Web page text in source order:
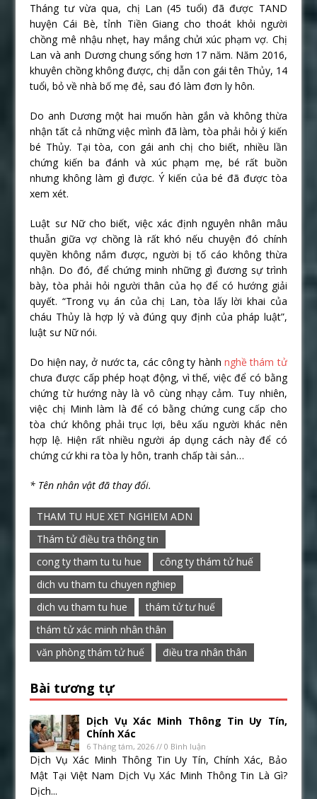
Tháng tư vừa qua, chị Lan (45 tuổi) đã được TAND
huyện Cái Bè, tỉnh Tiền Giang cho thoát khỏi người
chồng mê nhậu nhẹt, hay mắng chửi xúc phạm vợ. Chị
Lan và anh Dương chung sống hơn 17 năm. Năm 2016,
khuyên chồng không được, chị dẫn con gái tên Thủy, 14
tuổi, bỏ về nhà bố mẹ đẻ, sau đó làm đơn ly hôn.
Do anh Dương một hai muốn hàn gắn và không thừa
nhận tất cả những việc mình đã làm, tòa phải hỏi ý kiến
bé Thủy. Tại tòa, con gái anh chị cho biết, nhiều lần
chứng kiến ba đánh và xúc phạm mẹ, bé rất buồn
nhưng không làm gì được. Ý kiến của bé đã được tòa
xem xét.
Luật sư Nữ cho biết, việc xác định nguyên nhân mâu
thuẫn giữa vợ chồng là rất khó nếu chuyện đó chính
quyền không nắm được, người bị tố cáo không thừa
nhận. Do đó, để chứng minh những gì đương sự trình
bày, tòa phải hỏi người thân của họ để có hướng giải
quyết. “Trong vụ án của chị Lan, tòa lấy lời khai của
cháu Thủy là hợp lý và đúng quy định của pháp luật”,
luật sư Nữ nói.
Do hiện nay, ở nước ta, các công ty hành nghề thám tử
chưa được cấp phép hoạt động, vì thế, việc để có bằng
chứng từ hướng này là vô cùng nhạy cảm. Tuy nhiên,
việc chị Minh làm là để có bằng chứng cung cấp cho
tòa chứ không phải trục lợi, bêu xấu người khác nên
hợp lệ. Hiện rất nhiều người áp dụng cách này để có
chứng cứ khi ra tòa ly hôn, tranh chấp tài sản…
* Tên nhân vật đã thay đổi.
THAM TU HUE XET NGHIEM ADN
Thám tử điều tra thông tin
cong ty tham tu tu hue
công ty thám tử huế
dich vu tham tu chuyen nghiep
dich vu tham tu hue
thám tử tư huế
thám tử xác minh nhân thân
văn phòng thám tử huế
điều tra nhân thân
Bài tương tự
Dịch Vụ Xác Minh Thông Tin Uy Tín,
Chính Xác
6 Tháng tám, 2026 // 0 Bình luận
Dịch Vụ Xác Minh Thông Tin Uy Tín, Chính Xác, Bảo
Mật Tại Việt Nam Dịch Vụ Xác Minh Thông Tin Là Gì?
Dịch...